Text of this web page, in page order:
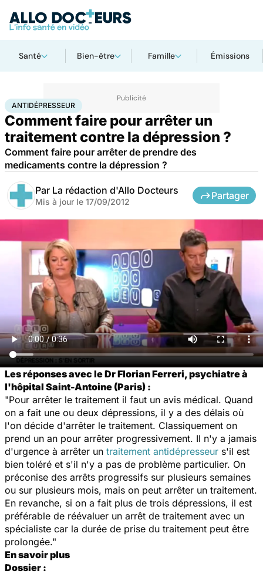
Santé Bien-être Famille Émissions
AccueilBien-êtrePsycho Antidépresseur
ANTIDÉPRESSEUR
Comment faire pour arrêter un
traitement contre la dépression ?
Comment faire pour arrêter de prendre des
medicaments contre la dépression ?
Par La rédaction d'Allo Docteurs
Mis à jour le 17/09/2012
Partager
Les réponses avec le Dr Florian Ferreri, psychiatre à
l'hôpital Saint-Antoine (Paris) :
"Pour arrêter le traitement il faut un avis médical. Quand
on a fait une ou deux dépressions, il y a des délais où
l'on décide d'arrêter le traitement. Classiquement on
prend un an pour arrêter progressivement. Il n'y a jamais
d'urgence à arrêter un traitement antidépresseur s'il est
bien toléré et s'il n'y a pas de problème particulier. On
préconise des arrêts progressifs sur plusieurs semaines
ou sur plusieurs mois, mais on peut arrêter un traitement.
En revanche, si on a fait plus de trois dépressions, il est
préférable de réévaluer un arrêt de traitement avec un
spécialiste car la durée de prise du traitement peut être
prolongée."
En savoir plus
Dossier :